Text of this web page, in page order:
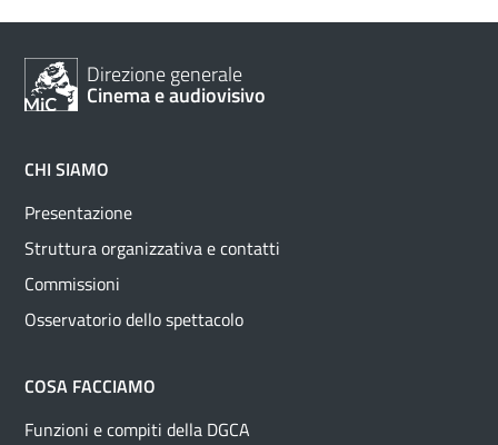
Direzione generale
Cinema e audiovisivo
CHI SIAMO
Presentazione
Struttura organizzativa e contatti
Commissioni
Osservatorio dello spettacolo
COSA FACCIAMO
Funzioni e compiti della DGCA